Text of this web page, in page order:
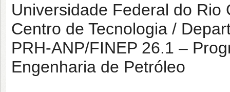
Universidade Federal do Rio
Centro de Tecnologia /
PRH-ANP/FINEP 26.1 –
Engenharia de Petróleo